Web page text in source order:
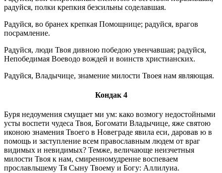
радуйся, полки крепкия безсильны соделавшая.
Радуйся, во бранех крепкая Помощнице; радуйся, врагов
посрамление.
Радуйся, люди Твоя дивною победою увенчавшая; радуйся,
Непобедимая Воеводо вождей и воинств христианских.
Радуйся, Владычице, знамение милости Твоея нам являющая.
Кондак 4
Буря недоумения смущает ми ум: како возмогу недостойными
усты воспети чудеса Твоя, Богомати Владычице, яже святою
иконою знамения Твоего в Новеграде явила еси, даровав ю в
помощь и заступление всем православным людем от враг
видимых и невидимых? Темже, величающе неизчетныя
милости Твоя к нам, смиренномудренне воспеваем
прославльшему Тя Сыну Твоему и Богу: Аллилуиа.